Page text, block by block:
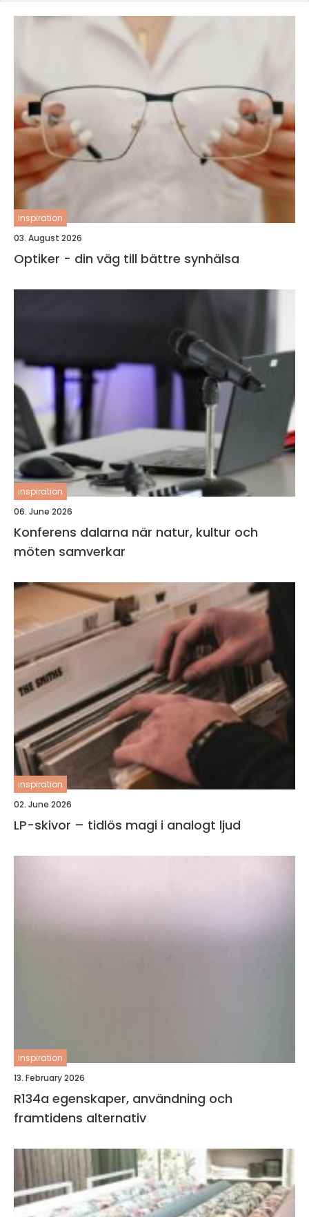
inspiration
03. August 2026
Optiker - din väg till bättre synhälsa
inspiration
06. June 2026
Konferens dalarna när natur, kultur och
möten samverkar
inspiration
02. June 2026
LP-skivor – tidlös magi i analogt ljud
inspiration
13. February 2026
R134a egenskaper, användning och
framtidens alternativ